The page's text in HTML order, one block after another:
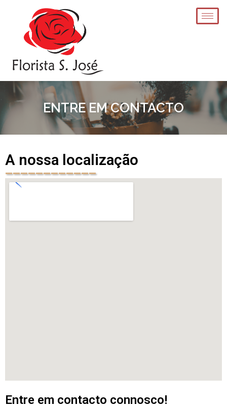
ENTRE EM CONTACTO
A nossa localização
____________
Entre em contacto connosco!
____________